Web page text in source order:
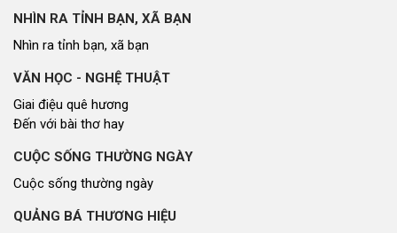
NHÌN RA TỈNH BẠN, XÃ BẠN
Nhìn ra tỉnh bạn, xã bạn
VĂN HỌC - NGHỆ THUẬT
Giai điệu quê hương
Đến với bài thơ hay
CUỘC SỐNG THƯỜNG NGÀY
Cuộc sống thường ngày
QUẢNG BÁ THƯƠNG HIỆU